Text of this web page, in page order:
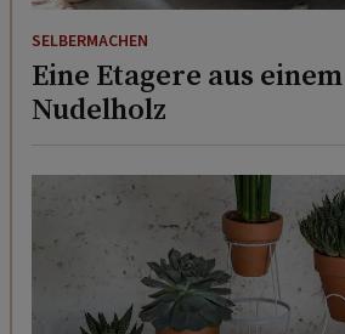
SELBERMACHEN
Eine Etagere aus
Nudelholz